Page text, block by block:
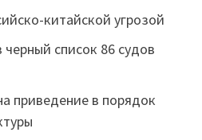
китайской угрозой
список 86 судов
приведение в порядок